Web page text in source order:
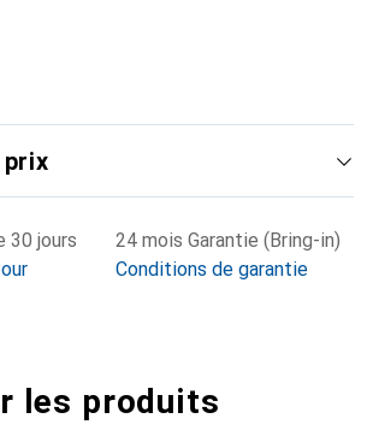
prix
30 jours
24 mois Garantie (Bring-in)
Conditions de garantie
les produits